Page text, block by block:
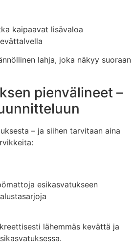
kaipaavat lisävaloa
lahja, joka näkyy suoraan
pienvälineet –
– ja siihen tarvitaan aina
esikasvatukseen
lähemmäs kevättä ja